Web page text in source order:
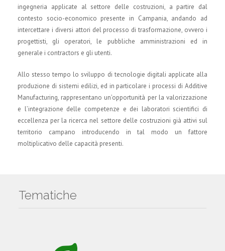
ingegneria applicate al settore delle costruzioni, a partire dal
contesto socio-economico presente in Campania, andando ad
intercettare i diversi attori del processo di trasformazione, ovvero i
progettisti, gli operatori, le pubbliche amministrazioni ed in
generale i contractors e gli utenti.
Allo stesso tempo lo sviluppo di tecnologie digitali applicate alla
produzione di sistemi edilizi, ed in particolare i processi di Additive
Manufacturing, rappresentano un’opportunità per la valorizzazione
e l’integrazione delle competenze e dei laboratori scientifici di
eccellenza per la ricerca nel settore delle costruzioni già attivi sul
territorio campano introducendo in tal modo un fattore
moltiplicativo delle capacità presenti.
Tematiche